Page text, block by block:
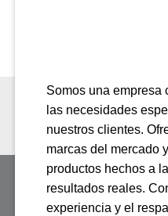
Somos una empresa
las necesidades
nuestros clientes.
marcas del mercado
productos hechos a
resultados reales.
experiencia y el